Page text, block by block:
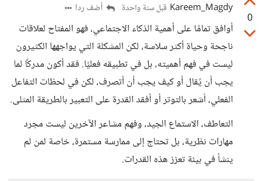
0
Kareem_Magdy قبل سنة واحدة أضف ردا
أوافق تمامًا على أهمية الذكاء الاجتماعي، فهو المفتاح لعلاقات
ناجحة وحياة أكثر سلاسة، لكن المشكلة التي يواجهها الكثيرون
ليست في فهم أهميته، بل في تطبيقه فعليًا. فقد أكون مدركًا لما
يجب أن يُقال أو كيف يجب أن أتصرف، لكن في لحظات التفاعل
الفعلي، أشعر بالتوتر أو أفقد القدرة على التعبير بالطريقة المثلى.
التعاطف، الاستماع الجيد، وفهم مشاعر الآخرين ليست مجرد
مهارات نظرية، بل تحتاج إلى ممارسة مستمرة، خاصة لمن لم
ينشأ في بيئة تعزز هذه القدرات.